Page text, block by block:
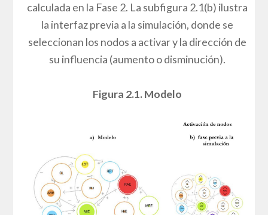
calculada en la Fase 2. La subfigura 2.1(b) ilustra
la interfaz previa a la simulación, donde se
seleccionan los nodos a activar y la dirección de
su influencia (aumento o disminución).
Figura 2.1. Modelo